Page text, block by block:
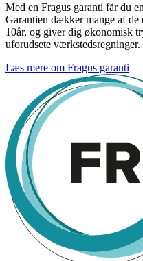
Med en Fragus garanti får du
Garantien dækker mange af
10år, og giver dig økonomisk
uforudsete værkstedsregninger.
Læs mere om Fragus garanti